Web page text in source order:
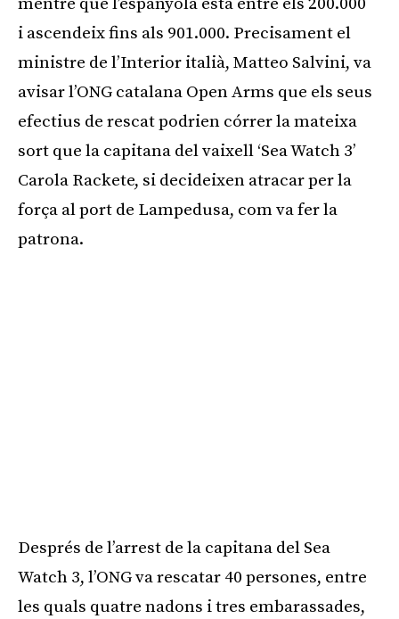
mentre que l’espanyola està entre els 200.000
i ascendeix fins als 901.000. Precisament el
ministre de l’Interior italià, Matteo Salvini, va
avisar l’ONG catalana Open Arms que els seus
efectius de rescat podrien córrer la mateixa
sort que la capitana del vaixell ‘Sea Watch 3’
Carola Rackete, si decideixen atracar per la
força al port de Lampedusa, com va fer la
patrona.
Després de l’arrest de la capitana del Sea
Watch 3, l’ONG va rescatar 40 persones, entre
les quals quatre nadons i tres embarassades,